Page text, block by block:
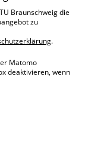
Braunschweig die
zu
.
Matomo
deaktivieren, wenn